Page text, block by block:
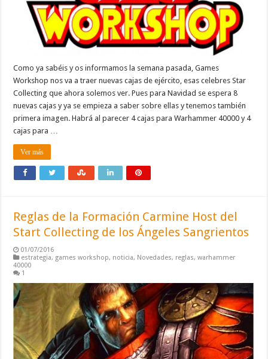
Como ya sabéis y os informamos la semana pasada, Games
Workshop nos va a traer nuevas cajas de ejército, esas celebres Star
Collecting que ahora solemos ver. Pues para Navidad se espera 8
nuevas cajas y ya se empieza a saber sobre ellas y tenemos también
primera imagen. Habrá al parecer 4 cajas para Warhammer 40000 y 4
cajas para …
Ver más
Reglas de la Formación Carmine Host del
Start Collecting de los Ángeles Sangrientos
01/07/2016
estrategia, games workshop, noticia, Novedades, reglas,warhammer
40000
1